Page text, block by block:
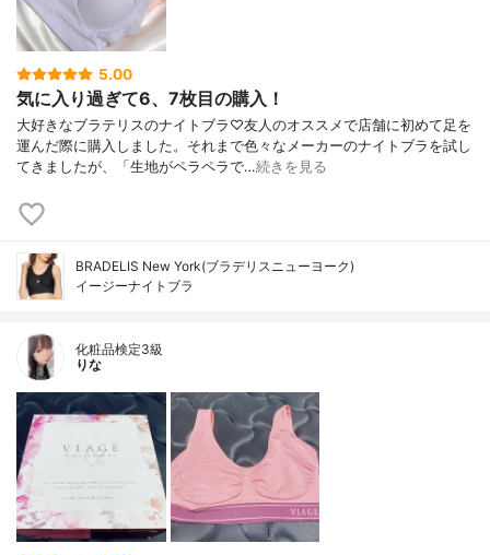
5.00
気に入り過ぎて6、7枚目の購入！
大好きなブラテリスのナイトブラ♡友人のオススメで店舗に初めて足を
運んだ際に購入しました。それまで色々なメーカーのナイトブラを試し
てきましたが、「生地がペラペラで…続きを見る
BRADELIS New York(ブラデリスニューヨーク)
イージーナイトブラ
化粧品検定3級
りな